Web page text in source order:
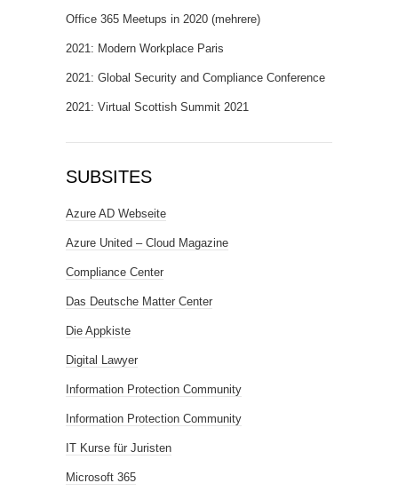
Office 365 Meetups in 2020 (mehrere)
2021: Modern Workplace Paris
2021: Global Security and Compliance Conference
2021: Virtual Scottish Summit 2021
SUBSITES
Azure AD Webseite
Azure United – Cloud Magazine
Compliance Center
Das Deutsche Matter Center
Die Appkiste
Digital Lawyer
Information Protection Community
Information Protection Community
IT Kurse für Juristen
Microsoft 365